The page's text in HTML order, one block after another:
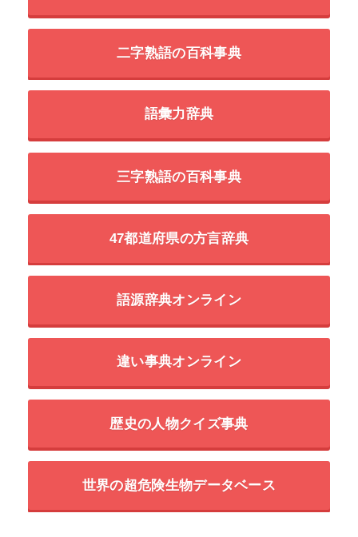
二字熟語の百科事典
語彙力辞典
三字熟語の百科事典
47都道府県の方言辞典
語源辞典オンライン
違い事典オンライン
歴史の人物クイズ事典
世界の超危険生物データベース